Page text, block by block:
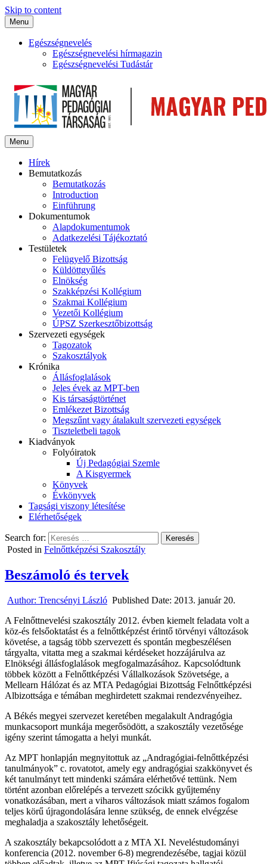
Skip to content
Menu
Egészségnevelés
Egészségnevelési hírmagazin
Egészségnevelési Tudástár
Menu
Hírek
Bemutatkozás
Bemutatkozás
Introduction
Einführung
Dokumentumok
Alapdokumentumok
Adatkezelési Tájékoztató
Testületek
Felügyelő Bizottság
Küldöttgyűlés
Elnökség
Szakképzési Kollégium
Szakmai Kollégium
Vezetői Kollégium
ÚPSZ Szerkesztőbizottság
Szervezeti egységek
Tagozatok
Szakosztályok
Krónika
Állásfoglalások
Jeles évek az MPT-ben
Kis társaságtörténet
Emlékezet Bizottság
Megszűnt vagy átalakult szervezeti egységek
Tiszteletbeli tagok
Kiadványok
Folyóiratok
Új Pedagógiai Szemle
A Kisgyermek
Könyvek
Évkönyvek
Tagsági viszony létesítése
Elérhetőségek
Search for:
Posted in Felnőttképzési Szakosztály
Beszámoló és tervek
Author: Trencsényi László Published Date: 2013. január 20.
A Felnőttnevelési szakosztály 2012. évben kiemelt feladata volt a
köz-és felsőoktatást és a felnőttképzést érintő törvényi változások
követése, a tagság több szervezett és spontán megbeszélésen
tárgyalta, vitatta meg a szakmai kérdéseket hozzájárulva az
Elnökségi állásfoglalások megfogalmazásához. Kapcsolódtunk
többek között a Felnőttképzési Vállalkozások Szövetsége, a
Mellearn Hálózat és az MTA Pedagógiai Bizottság Felnőttképzési
Albizottsága e témában meghirdetett szakmai rendezvényeihez.
A Békés megyei szervezet keretében megalakult Andragógia
munkacsoport munkája megerősödött, a szakosztály vezetősége
igény szerint támogatta a helyi munkát.
Az MPT honlapján megnyitottuk az „Andragógiai-felnőttképzési
tanulmányok” c. rovatotot, amely egy andragógiai szakkönyvet és
két tanulmányt tett mindenki számára elérhetővé tettünk. Nem
történt azonban előrelépés a tervezett szócikk gyűjtemény
vonatkozásában, mert a viharos változások miatt számos fogalom
teljes körű újragondolására lenne szükség, de ennek elvégzése
meghaladja a szakosztály lehetőségeit.
A szakosztály bekapcsolódott a z MTA XI. Neveléstudományi
konferencia (2012. november 6-8) megrendezésébe, tagjai közül